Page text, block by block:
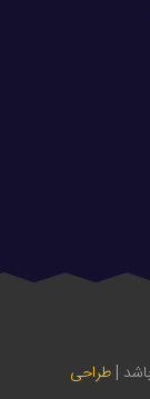
| طراحی